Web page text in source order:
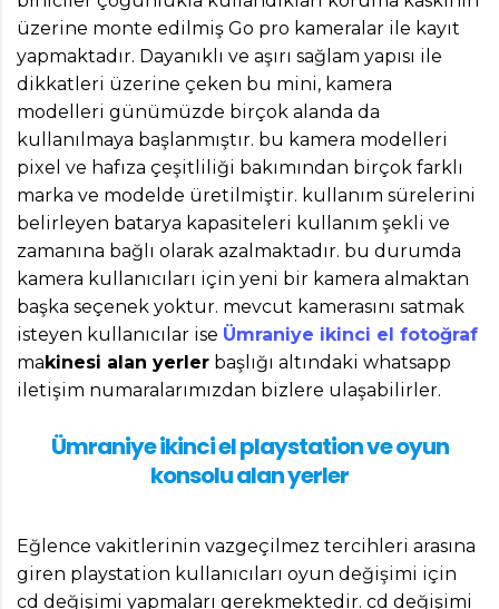
üzerine monte edilmiş Go pro kameralar ile kayıt
yapmaktadır. Dayanıklı ve aşırı sağlam yapısı ile
dikkatleri üzerine çeken bu mini, kamera
modelleri günümüzde birçok alanda da
kullanılmaya başlanmıştır. bu kamera modelleri
pixel ve hafıza çeşitliliği bakımından birçok farklı
marka ve modelde üretilmiştir. kullanım sürelerini
belirleyen batarya kapasiteleri kullanım şekli ve
zamanına bağlı olarak azalmaktadır. bu durumda
kamera kullanıcıları için yeni bir kamera almaktan
başka seçenek yoktur. mevcut kamerasını satmak
isteyen kullanıcılar ise Ümraniye ikinci el fotoğraf
makinesi alan yerler başlığı altındaki whatsapp
iletişim numaralarımızdan bizlere ulaşabilirler.
Ümraniye ikinci el playstation ve oyun
konsolu alan yerler
Eğlence vakitlerinin vazgeçilmez tercihleri arasına
giren playstation kullanıcıları oyun değişimi için
cd değişimi yapmaları gerekmektedir. cd değişimi